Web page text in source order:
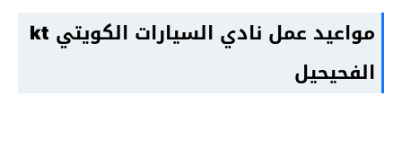
مواعيد عمل نادي السيارات الكويتي kt
الفحيحيل